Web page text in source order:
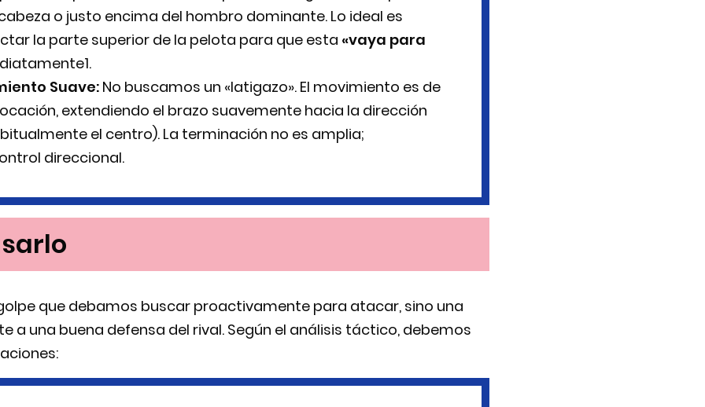
o justo encima del hombro dominante. Lo ideal es
la parte superior de la pelota para que esta «vaya para
Suave: No buscamos un «latigazo». El movimiento es de
extendiendo el brazo suavemente hacia la dirección
el centro). La terminación no es amplia;
direccional.
que debamos buscar proactivamente para atacar, sino una
a una buena defensa del rival. Según el análisis táctico, debemos